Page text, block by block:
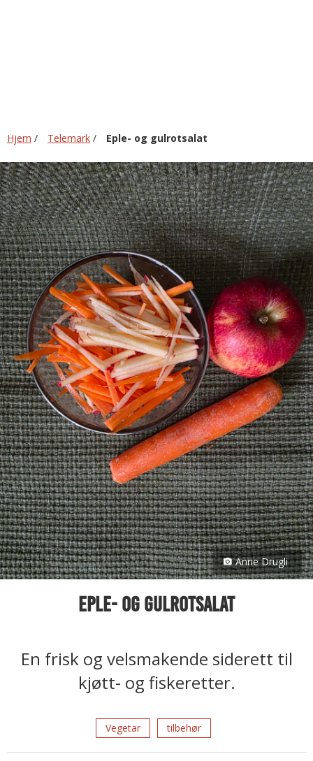
Hjem / Telemark / Eple- og gulrotsalat
Anne Drugli
Eple- og gulrotsalat
En frisk og velsmakende siderett til
kjøtt- og fiskeretter.
Vegetar tilbehør